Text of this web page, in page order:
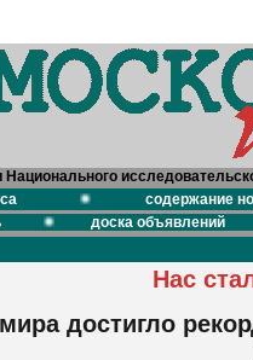
Национального
содержание
доска объявлений
Нас
достигло